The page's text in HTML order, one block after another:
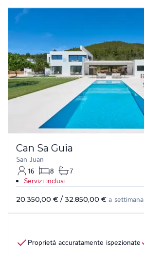
Can Sa Guia
San Juan
16
8
7
Servizi inclusi
20.350,00 € / 32.850,00 € a settimana
Proprietà accuratamente ispezionate